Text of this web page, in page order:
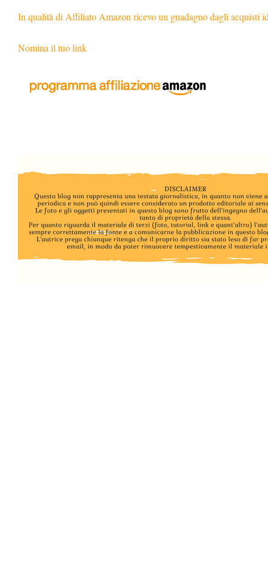
In qualità di Affiliato Amazon ricevo un guadagno dagli acquisti
Nomina il tuo link